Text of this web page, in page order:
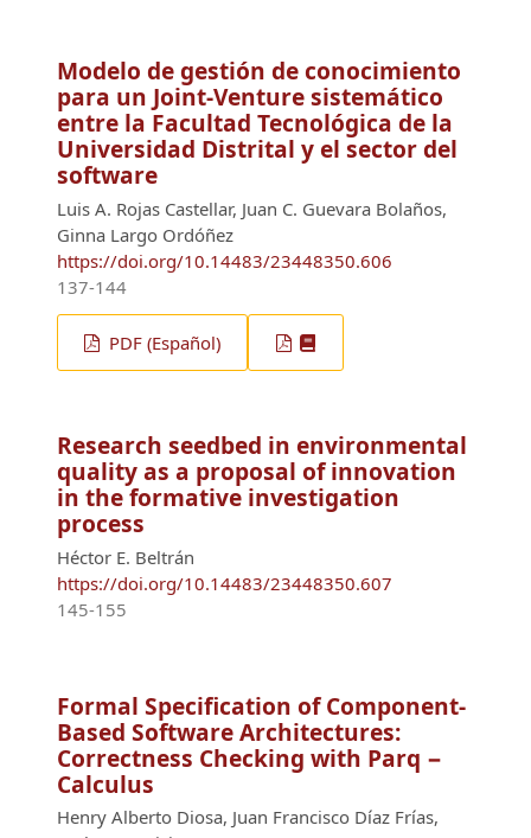
Modelo de gestión de conocimiento
para un Joint-Venture sistemático
entre la Facultad Tecnológica de la
Universidad Distrital y el sector del
software
Luis A. Rojas Castellar, Juan C. Guevara Bolaños,
Ginna Largo Ordóñez
https://doi.org/10.14483/23448350.606
137-144
PDF (Español)
Research seedbed in environmental
quality as a proposal of innovation
in the formative investigation
process
Héctor E. Beltrán
https://doi.org/10.14483/23448350.607
145-155
Formal Specification of Component-
Based Software Architectures:
Correctness Checking with Parq −
Calculus
Henry Alberto Diosa, Juan Francisco Díaz Frías,